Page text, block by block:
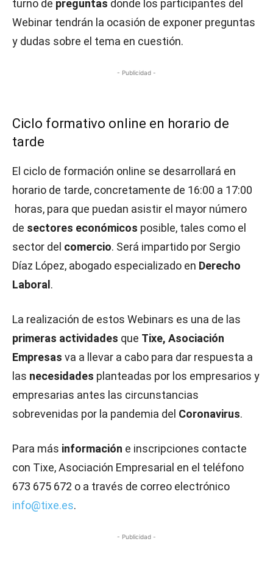
turno de preguntas donde los participantes del
Webinar tendrán la ocasión de exponer preguntas
y dudas sobre el tema en cuestión.
- Publicidad -
Ciclo formativo online en horario de
tarde
El ciclo de formación online se desarrollará en
horario de tarde, concretamente de 16:00 a 17:00
horas, para que puedan asistir el mayor número
de sectores económicos posible, tales como el
sector del comercio. Será impartido por Sergio
Díaz López, abogado especializado en Derecho
Laboral .
La realización de estos Webinars es una de las
primeras actividades que Tixe, Asociación
Empresas va a llevar a cabo para dar respuesta a
las necesidades planteadas por los empresarios y
empresarias antes las circunstancias
sobrevenidas por la pandemia del Coronavirus.
Para más información e inscripciones contacte
con Tixe, Asociación Empresarial en el teléfono
673 675 672 o a través de correo electrónico
info@tixe.es.
- Publicidad -